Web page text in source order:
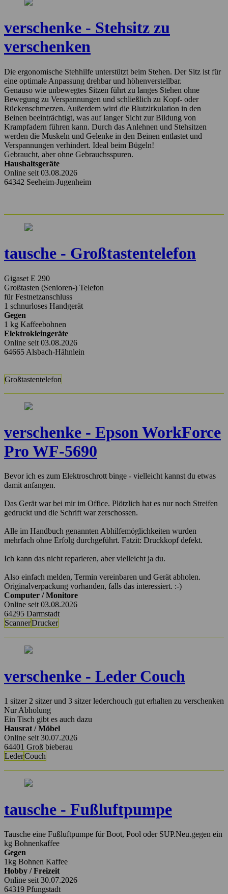
verschenke - Stehsitz zu
verschenken
Die ergonomische Stehhilfe unterstützt beim Stehen. Der Sitz ist für
eine optimale Anpassung drehbar und höhenverstellbar.
Genauso wie unbewegtes Sitzen führt zu langes Stehen ohne
Bewegung zu Verspannungen und schließlich zu Kopf- oder
Rückenschmerzen. Außerdem wird die Blutzirkulation in den
Beinen beeinträchtigt, was auf langer Sicht zur Bildung von
Krampfadern führen kann. Durch das Anlehnen und Stehsitzen
werden die Muskeln und Gelenke in den Beinen entlastet und
Verspannungen verhindert. Ideal beim Bügeln!
Gebraucht, aber ohne Gebrauchsspuren.
Haushaltsgeräte
Online seit 03.08.2026
64342 Seeheim-Jugenheim
tausche - Großtastentelefon
Gigaset E 290
Großtasten (Senioren-) Telefon
für Festnetzanschluss
1 schnurloses Handgerät
Gegen
1 kg Kaffeebohnen
Elektrokleingeräte
Online seit 03.08.2026
64665 Alsbach-Hähnlein
Großtastentelefon
verschenke - Epson WorkForce
Pro WF-5690
Bevor ich es zum Elektroschrott binge - vielleicht kannst du etwas
damit anfangen.
Das Gerät war bei mir im Office. Plötzlich hat es nur noch Streifen
gedruckt und die Schrift war zerschossen.
Alle im Handbuch genannten Abhilfemöglichkeiten wurden
mehrfach ohne Erfolg durchgeführt. Fatzit: Druckkopf defekt.
Ich kann das nicht reparieren, aber vielleicht ja du.
Also einfach melden, Termin vereinbaren und Gerät abholen.
Originalverpackung vorhanden, falls das interessiert. :-)
Computer / Monitore
Online seit 03.08.2026
64295 Darmstadt
ScannerDrucker
verschenke - Leder Couch
1 sitzer 2 sitzer und 3 sitzer lederchouch gut erhalten zu verschenken
Nur Abholung
Ein Tisch gibt es auch dazu
Hausrat / Möbel
Online seit 30.07.2026
64401 Groß bieberau
LederCouch
tausche - Fußluftpumpe
Tausche eine Fußluftpumpe für Boot, Pool oder SUP.Neu.gegen ein
kg Bohnenkaffee
Gegen
1kg Bohnen Kaffee
Hobby / Freizeit
Online seit 30.07.2026
64319 Pfungstadt